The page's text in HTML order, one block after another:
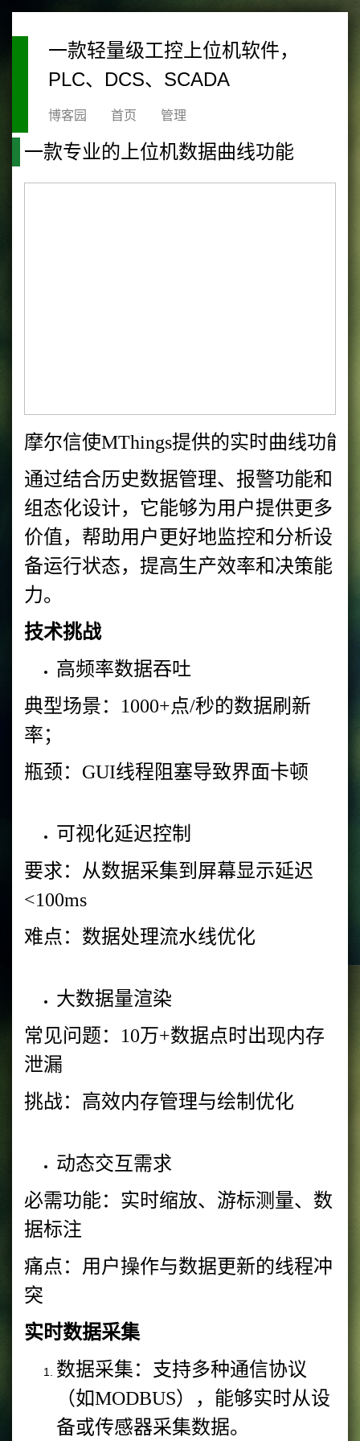
一款轻量级工控上位机软件，
PLC、DCS、SCADA
博客园 首页 管理
一款专业的上位机数据曲线功能
摩尔信使MThings提供的实时曲线功能
通过结合历史数据管理、报警功能和
组态化设计，它能够为用户提供更多
价值，帮助用户更好地监控和分析设
备运行状态，提高生产效率和决策能
力。
技术挑战
高频率数据吞吐
典型场景：1000+点/秒的数据刷新
率；
瓶颈：GUI线程阻塞导致界面卡顿
可视化延迟控制
要求：从数据采集到屏幕显示延迟
<100ms
难点：数据处理流水线优化
大数据量渲染
常见问题：10万+数据点时出现内存
泄漏
挑战：高效内存管理与绘制优化
动态交互需求
必需功能：实时缩放、游标测量、数
据标注
痛点：用户操作与数据更新的线程冲
突
实时数据采集
数据采集：支持多种通信协议
（如MODBUS），能够实时从设
备或传感器采集数据。